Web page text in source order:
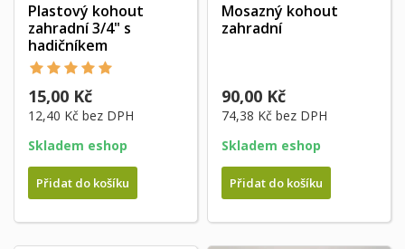
Plastový kohout
zahradní 3/4" s
hadičníkem
15,00 Kč
12,40 Kč bez DPH
Skladem eshop
Přidat do košíku
Mosazný kohout
zahradní
90,00 Kč
74,38 Kč bez DPH
Skladem eshop
Přidat do košíku